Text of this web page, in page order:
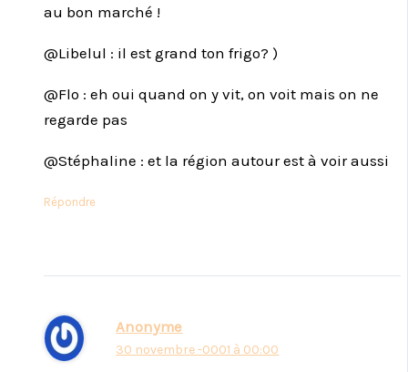
au bon marché !
@Libelul : il est grand ton frigo? )
@Flo : eh oui quand on y vit, on voit mais on ne
regarde pas
@Stéphaline : et la région autour est à voir aussi
Répondre
Anonyme
30 novembre -0001 à 00:00